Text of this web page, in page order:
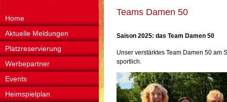
Home
Aktuelle Meldungen
Platzreservierung
Werbepartner
Events
Heimspielplan
Teams Damen 50
Saison 2025: das Team Damen 50
Unser verstärktes Team Damen 50 am
sportlich.